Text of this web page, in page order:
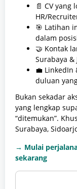
📄 CV
HR/
🎯 Latihan
dalam
🤝 Kontak
Surabaya
💼 LinkedIn
duluan
Bukan sekadar
yang lengkap
“ditemukan”.
Surabaya,
→ Mulai
sekarang